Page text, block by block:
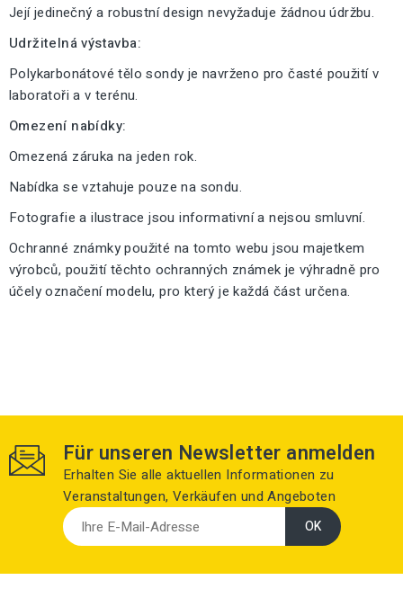
Její jedinečný a robustní design nevyžaduje žádnou údržbu.
Udržitelná výstavba:
Polykarbonátové tělo sondy je navrženo pro časté použití v
laboratoři a v terénu.
Omezení nabídky:
Omezená záruka na jeden rok.
Nabídka se vztahuje pouze na sondu.
Fotografie a ilustrace jsou informativní a nejsou smluvní.
Ochranné známky použité na tomto webu jsou majetkem
výrobců, použití těchto ochranných známek je výhradně pro
účely označení modelu, pro který je každá část určena.
Für unseren Newsletter anmelden
Erhalten Sie alle aktuellen Informationen zu
Veranstaltungen, Verkäufen und Angeboten